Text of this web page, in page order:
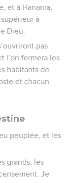
et à Hanania,
à
Dieu.
pas
l’on fermera les
habitants de
et chacun
peuplée, et les
grands, les
Je